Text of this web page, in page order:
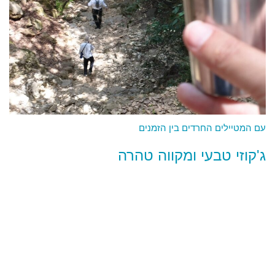
עם המטיילים החרדים בין הזמנים
ג'קוזי טבעי ומקווה טהרה